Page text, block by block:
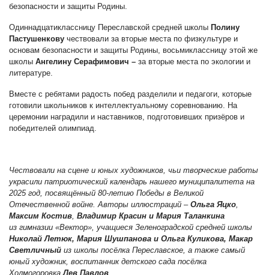
безопасности и защиты Родины.
Одиннадцатиклассницу Переславской средней школы Полину
Пастушенкову чествовали за вторые места по физкультуре и
основам безопасности и защиты Родины, восьмиклассницу этой же
школы Ангелину Серафимович – за вторые места по экологии и
литературе.
Вместе с ребятами радость побед разделили и педагоги, которые
готовили школьников к интеллектуальному соревнованию. На
церемонии наградили и наставников, подготовивших призёров и
победителей олимпиад.
Чествовали на сцене и юных художников, чьи творческие работы
украсили патриотический календарь нашего муниципалитета на
2025 год, посвящённый 80-летию Победы в Великой
Отечественной войне. Авторы иллюстраций – Ольга Яцко
Максим Костив Владимир Красин и Мария Таланкина
из гимназии «Вектор», учащиеся Зеленоградской средней школы
Николай Летюк, Мария Шушпанова и Ольга Куликова, Макар
Светличный из школы посёлка Переславское, а также самый
юный художник, воспитанник детского сада посёлка
Холмогоровка Лев Павлов